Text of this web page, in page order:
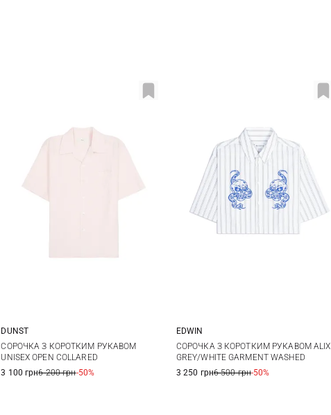
XS S M
DUNST
СОРОЧКА З КОРОТКИМ РУКАВОМ
UNISEX OPEN COLLARED
3 100 грн6 200 грн-50%
XS S M L
EDWIN
СОРОЧКА З КОРОТКИМ РУКАВОМ ALIX
GREY/WHITE GARMENT WASHED
3 250 грн6 500 грн-50%